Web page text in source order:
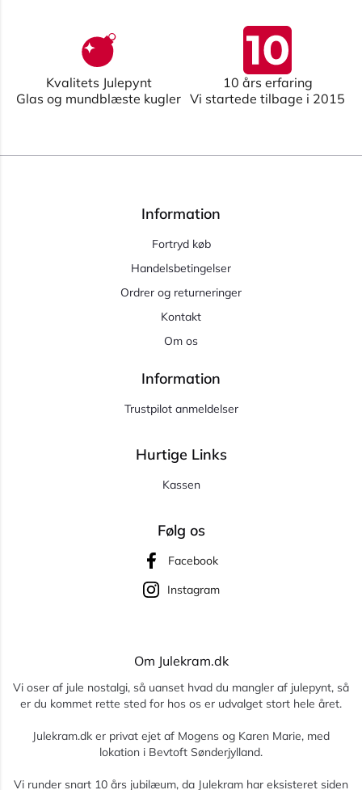
Kvalitets Julepynt
Glas og mundblæste kugler
10 års erfaring
Vi startede tilbage i 2015
Om Julekram.dk
Vi oser af jule nostalgi, så uanset hvad du mangler af julepynt, så
er du kommet rette sted for hos os er udvalget stort hele året.
Julekram.dk er privat ejet af Mogens og Karen Marie, med
lokation i Bevtoft Sønderjylland.
Vi runder snart 10 års jubilæum, da Julekram har eksisteret siden
Information
Fortryd køb
Handelsbetingelser
Ordrer og returneringer
Kontakt
Om os
Information
Trustpilot anmeldelser
Hurtige Links
Kassen
Følg os
Facebook
Instagram